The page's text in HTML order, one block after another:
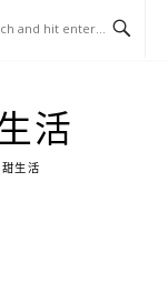
活
生活